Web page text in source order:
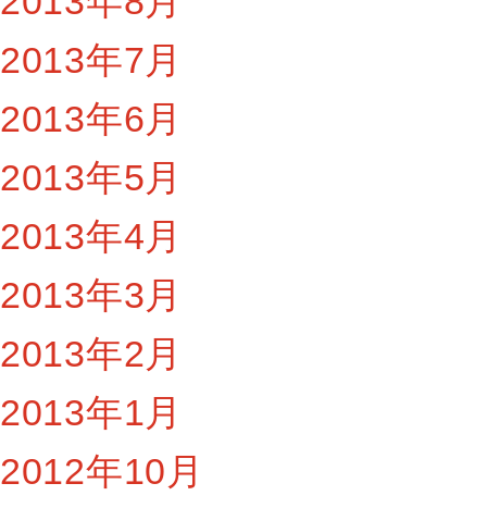
2013年7月
2013年6月
2013年5月
2013年4月
2013年3月
2013年2月
2013年1月
2012年10月